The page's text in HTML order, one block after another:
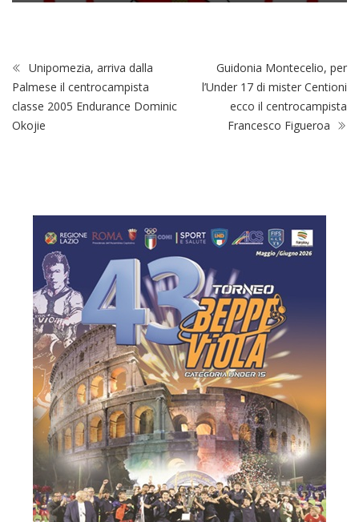
Unipomezia, arriva dalla
Palmese il centrocampista
classe 2005 Endurance Dominic
Okojie
Guidonia Montecelio, per
l’Under 17 di mister Centioni
ecco il centrocampista
Francesco Figueroa